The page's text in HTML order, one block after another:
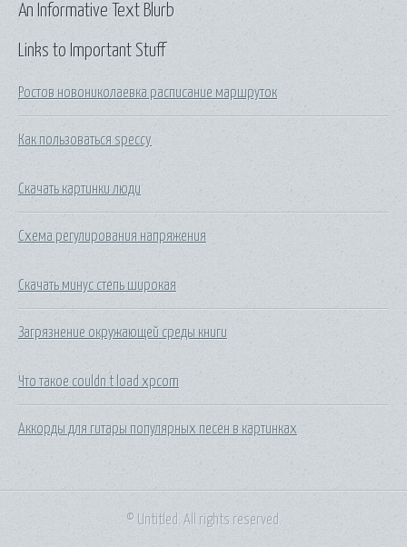
Links to Important Stuff
Ростов новониколаевка расписание маршруток
Как пользоваться speccy
Скачать картинки люди
Схема регулирования напряжения
Скачать минус степь широкая
Загрязнение окружающей среды книги
Что такое couldn t load xpcom
Аккорды для гитары популярных песен в картинках
An Informative Text Blurb
© Untitled. All rights reserved.